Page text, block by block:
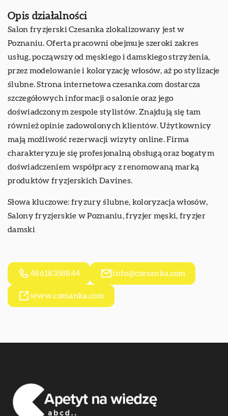
Opis działalności
Salon fryzjerski Czesanka zlokalizowany jest w
Poznaniu. Oferta pracowni obejmuje szeroki zakres
usług, począwszy od męskiego i damskiego strzyżenia,
przez modelowanie i koloryzację włosów, aż po stylizacje
ślubne. Strona internetowa czesanka.com dostarcza
szczegółowych informacji o salonie oraz jego
doświadczonym zespole stylistów. Znajdują się tam
również opinie zadowolonych klientów. Użytkownicy
mają możliwość rezerwacji wizyty online. Firma
charakteryzuje się profesjonalną obsługą oraz bogatym
doświadczeniem współpracy z renomowaną marką
produktów fryzjerskich Davines.
Słowa kluczowe: fryzury ślubne, koloryzacja włosów,
Salony fryzjerskie w Poznaniu, fryzjer męski, fryzjer
damski
48618358844 info@czesanka.com
www.czesanka.com